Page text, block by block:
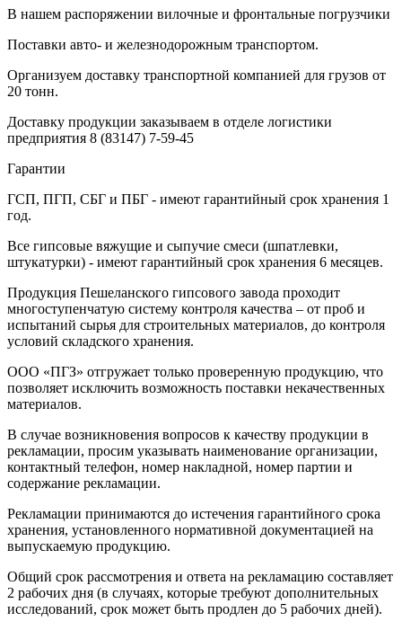
В нашем распоряжении вилочные и фронтальные погрузчики
Поставки авто- и железнодорожным транспортом.
Организуем доставку транспортной компанией для грузов от
20 тонн.
Доставку продукции заказываем в отделе логистики
предприятия 8 (83147) 7-59-45
Гарантии
ГСП, ПГП, СБГ и ПБГ - имеют гарантийный срок хранения 1
год.
Все гипсовые вяжущие и сыпучие смеси (шпатлевки,
штукатурки) - имеют гарантийный срок хранения 6 месяцев.
Продукция Пешеланского гипсового завода проходит
многоступенчатую систему контроля качества – от проб и
испытаний сырья для строительных материалов, до контроля
условий складского хранения.
ООО «ПГЗ» отгружает только проверенную продукцию, что
позволяет исключить возможность поставки некачественных
материалов.
В случае возникновения вопросов к качеству продукции в
рекламации, просим указывать наименование организации,
контактный телефон, номер накладной, номер партии и
содержание рекламации.
Рекламации принимаются до истечения гарантийного срока
хранения, установленного нормативной документацией на
выпускаемую продукцию.
Общий срок рассмотрения и ответа на рекламацию составляет
2 рабочих дня (в случаях, которые требуют дополнительных
исследований, срок может быть продлен до 5 рабочих дней).